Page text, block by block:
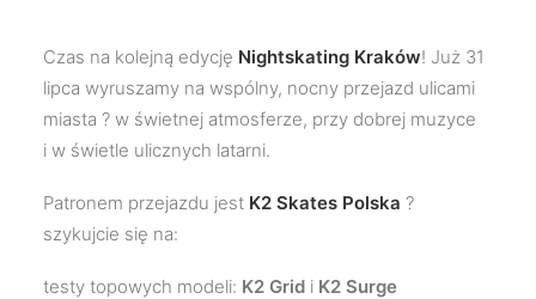
Czas na kolejną edycję Nightskating Kraków! Już 31
lipca wyruszamy na wspólny, nocny przejazd ulicami
miasta ? w świetnej atmosferze, przy dobrej muzyce
i w świetle ulicznych latarni.
Patronem przejazdu jest K2 Skates Polska ?
szykujcie się na:
testy topowych modeli: K2 Grid i K2 Surge